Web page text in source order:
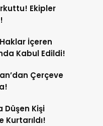
Ekipler
İçeren
Kabul Edildi!
Çerçeve
Düşen Kişi
Kurtarıldı!